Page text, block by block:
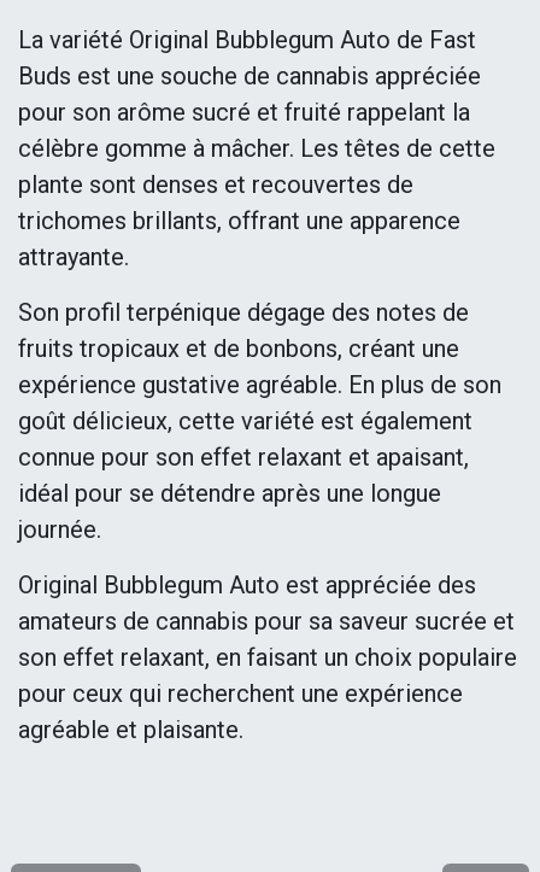
La variété Original Bubblegum Auto de Fast
Buds est une souche de cannabis appréciée
pour son arôme sucré et fruité rappelant la
célèbre gomme à mâcher. Les têtes de cette
plante sont denses et recouvertes de
trichomes brillants, offrant une apparence
attrayante.
Son profil terpénique dégage des notes de
fruits tropicaux et de bonbons, créant une
expérience gustative agréable. En plus de son
goût délicieux, cette variété est également
connue pour son effet relaxant et apaisant,
idéal pour se détendre après une longue
journée.
Original Bubblegum Auto est appréciée des
amateurs de cannabis pour sa saveur sucrée et
son effet relaxant, en faisant un choix populaire
pour ceux qui recherchent une expérience
agréable et plaisante.